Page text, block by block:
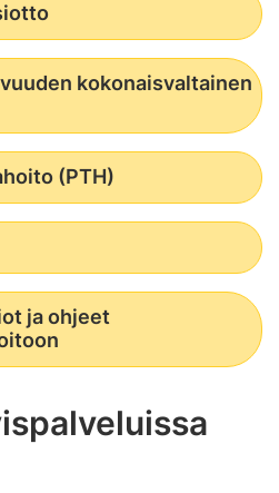
kokonaisvaltainen
(PTH)
ja ohjeet